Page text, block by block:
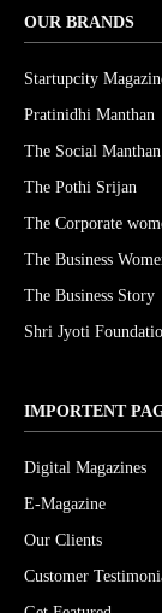
OUR BRANDS
Startupcity
Pratinidhi Manthan
The Social Manthan
The Pothi Srijan
The Corporate
The Business
The Business Story
Shri Jyoti
IMPORTENT
Digital Magazines
E-Magazine
Our Clients
Customer